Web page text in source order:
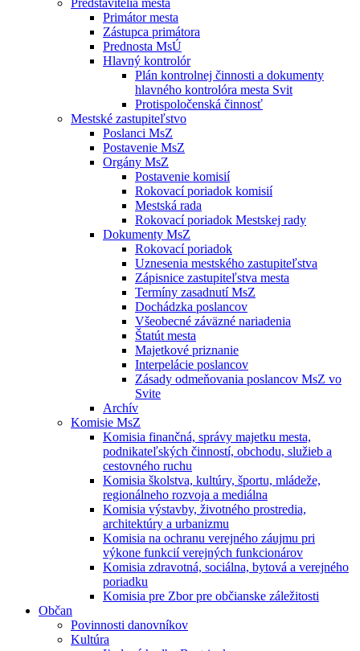
Predstavitelia mesta
Primátor mesta
Zástupca primátora
Prednosta MsÚ
Hlavný kontrolór
Plán kontrolnej činnosti a dokumenty
hlavného kontrolóra mesta Svit
Protispoločenská činnosť
Mestské zastupiteľstvo
Poslanci MsZ
Postavenie MsZ
Orgány MsZ
Postavenie komisií
Rokovací poriadok komisií
Mestská rada
Rokovací poriadok Mestskej rady
Dokumenty MsZ
Rokovací poriadok
Uznesenia mestského zastupiteľstva
Zápisnice zastupiteľstva mesta
Termíny zasadnutí MsZ
Dochádzka poslancov
Všeobecné záväzné nariadenia
Štatút mesta
Majetkové priznanie
Interpelácie poslancov
Zásady odmeňovania poslancov MsZ vo
Svite
Archív
Komisie MsZ
Komisia finančná, správy majetku mesta,
podnikateľských činností, obchodu, služieb a
cestovného ruchu
Komisia školstva, kultúry, športu, mládeže,
regionálneho rozvoja a mediálna
Komisia výstavby, životného prostredia,
architektúry a urbanizmu
Komisia na ochranu verejného záujmu pri
výkone funkcií verejných funkcionárov
Komisia zdravotná, sociálna, bytová a verejného
poriadku
Komisia pre Zbor pre občianske záležitosti
Občan
Povinnosti danovníkov
Kultúra